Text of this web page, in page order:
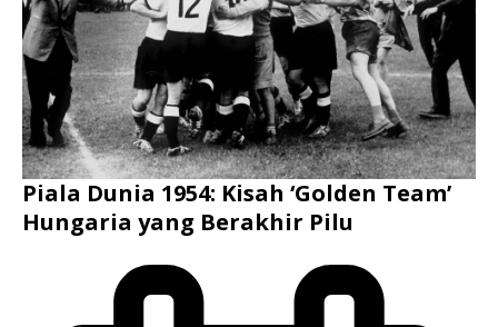
Piala Dunia 1954: Kisah ‘Golden Team’
Hungaria yang Berakhir Pilu